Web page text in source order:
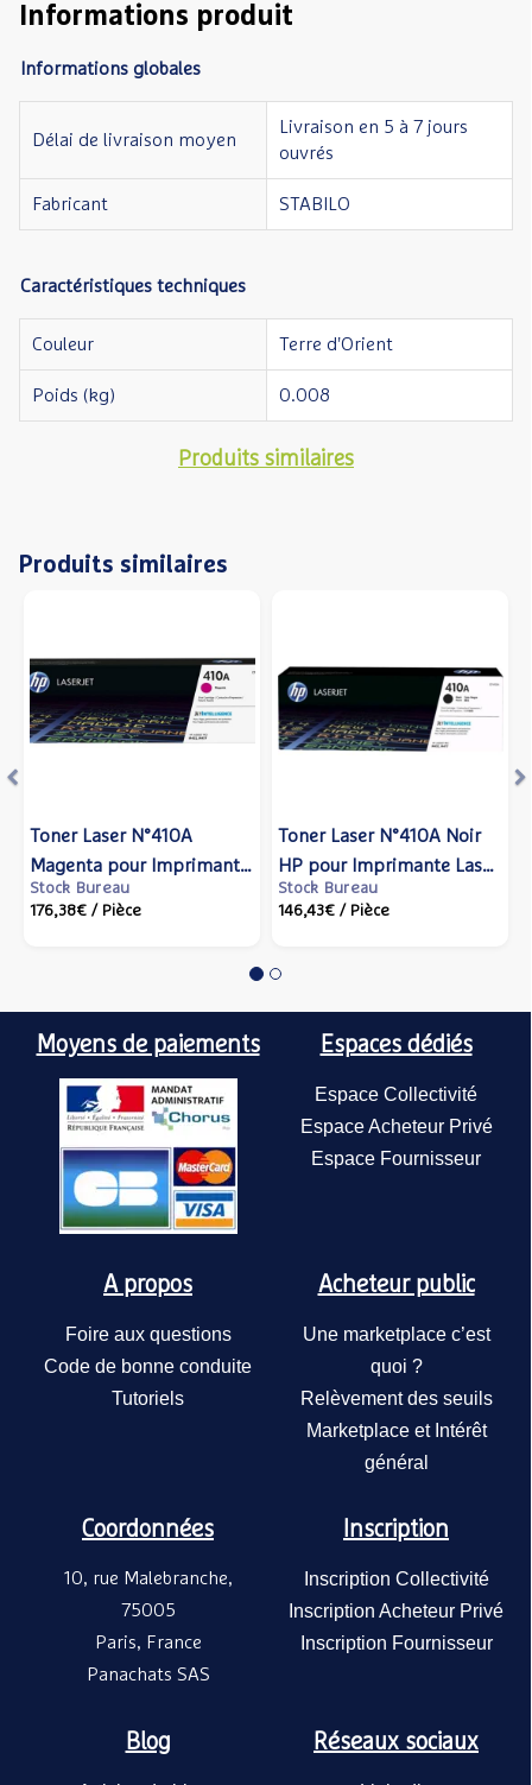
Informations produit
Informations globales
Délai de livraison moyen
Livraison en 5 à 7 jours
ouvrés
Fabricant STABILO
Caractéristiques techniques
Couleur Terre d'Orient
Poids (kg) 0.008
Produits similaires
Produits similaires
Toner Laser N°410A
Magenta pour Imprimante
Laser - Capacité 2300
Stock Bureau
176,38€ / Pièce
Toner Laser N°410A Noir
HP pour Imprimante Laser
- Capacité 2300 pages
Stock Bureau
146,43€ / Pièce
Moyens de paiements Espaces dédiés
Espace Collectivité
Espace Acheteur Privé
Espace Fournisseur
A propos
Foire aux questions
Code de bonne conduite
Tutoriels
Acheteur public
Une marketplace c’est
quoi ?
Relèvement des seuils
Marketplace et Intérêt
général
Coordonnées
10, rue Malebranche,
75005
Paris, France
Panachats SAS
Inscription
Inscription Collectivité
Inscription Acheteur Privé
Inscription Fournisseur
Blog Réseaux sociaux